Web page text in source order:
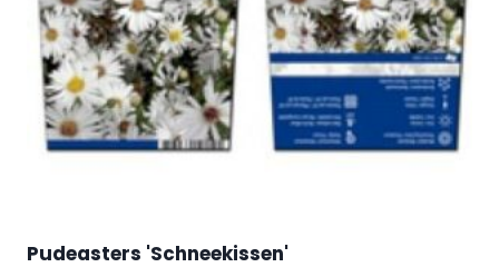
Pudeasters 'Schneekissen'